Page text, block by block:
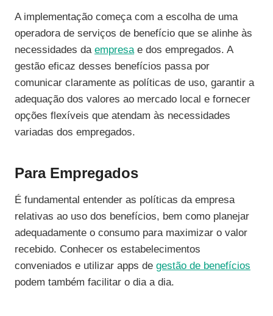
A implementação começa com a escolha de uma
operadora de serviços de benefício que se alinhe às
necessidades da empresae dos empregados. A
gestão eficaz desses benefícios passa por
comunicar claramente as políticas de uso, garantir a
adequação dos valores ao mercado local e fornecer
opções flexíveis que atendam às necessidades
variadas dos empregados.
Para Empregados
É fundamental entender as políticas da empresa
relativas ao uso dos benefícios, bem como planejar
adequadamente o consumo para maximizar o valor
recebido. Conhecer os estabelecimentos
conveniados e utilizar apps de gestão de benefícios
podem também facilitar o dia a dia.